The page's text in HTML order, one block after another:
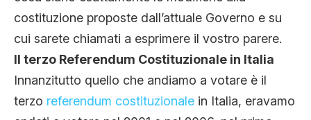
CHI SIAMO
costituzione proposte dall’attuale Governo e su
cui sarete chiamati a esprimere il vostro parere.
Il terzo Referendum Costituzionale in Italia
Innanzitutto quello che andiamo a votare è il
terzo referendum costituzionale in Italia, eravamo